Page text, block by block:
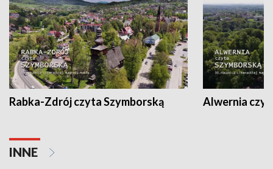
Rabka-Zdrój czyta Szymborską Alwernia
INNE